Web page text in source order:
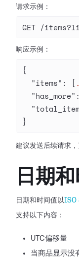
请求示例：
GET /
响应示例：
{
  "items"
: [
  "has_more"
:
}
建议发送后续请求
日期
日期和时间值以ISO
支持以下内容：
UTC偏移量
当商品显示没